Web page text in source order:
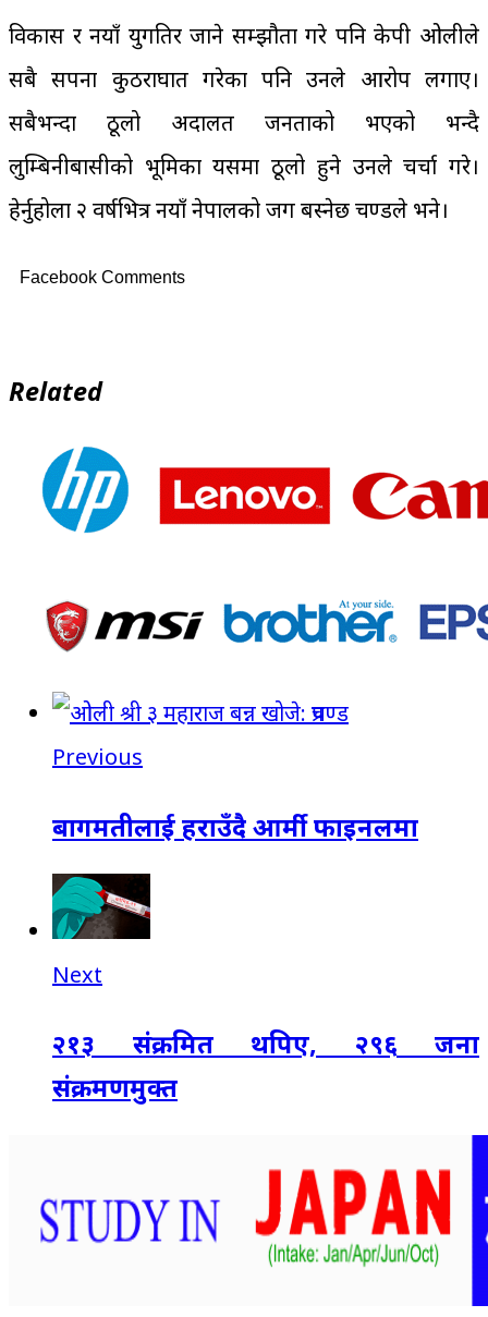
विकास र नयाँ युगतिर जाने सम्झौता गरे पनि केपी ओलीले
सबै सपना कुठराघात गरेका पनि उनले आरोप लगाए।
सबैभन्दा ठूलो अदालत जनताको भएको भन्दै
लुम्बिनीबासीको भूमिका यसमा ठूलो हुने उनले चर्चा गरे।
हेर्नुहोला २ वर्षभित्र नयाँ नेपालको जग बस्नेछ प्रचण्डले भने।
Facebook Comments
Related
Previous
बागमतीलाई हराउँदै आर्मी फाइनलमा
Next
२१३ संक्रमित थपिए, २९६ जना
संक्रमणमुक्त